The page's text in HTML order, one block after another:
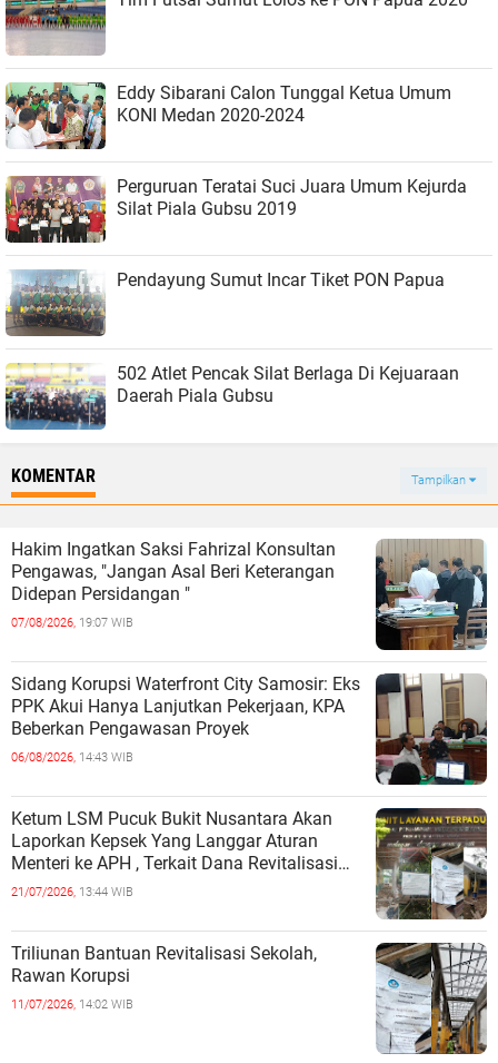
Eddy Sibarani Calon Tunggal Ketua Umum
KONI Medan 2020-2024
Perguruan Teratai Suci Juara Umum Kejurda
Silat Piala Gubsu 2019
Pendayung Sumut Incar Tiket PON Papua
502 Atlet Pencak Silat Berlaga Di Kejuaraan
Daerah Piala Gubsu
KOMENTAR Tampilkan
Hakim Ingatkan Saksi Fahrizal Konsultan
Pengawas, "Jangan Asal Beri Keterangan
Didepan Persidangan "
07/08/2026, 19:07 WIB
Sidang Korupsi Waterfront City Samosir: Eks
PPK Akui Hanya Lanjutkan Pekerjaan, KPA
Beberkan Pengawasan Proyek
06/08/2026, 14:43 WIB
Ketum LSM Pucuk Bukit Nusantara Akan
Laporkan Kepsek Yang Langgar Aturan
Menteri ke APH , Terkait Dana Revitalisasi
Sekolah
21/07/2026, 13:44 WIB
Triliunan Bantuan Revitalisasi Sekolah,
Rawan Korupsi
11/07/2026, 14:02 WIB